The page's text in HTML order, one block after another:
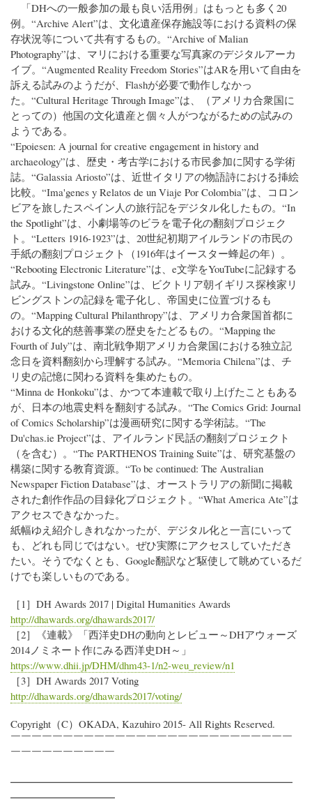
「DHへの一般参加の最も良い活用例」はもっとも多く20
例。“Archive Alert”は、文化遺産保存施設等における資料の保
存状況等について共有するもの。“Archive of Malian
Photography”は、マリにおける重要な写真家のデジタルアーカ
イブ。“Augmented Reality Freedom Stories”はARを用いて自由を
訴える試みのようだが、Flashが必要で動作しなかっ
た。“Cultural Heritage Through Image”は、（アメリカ合衆国に
とっての）他国の文化遺産と個々人がつながるための試みの
ようである。
“Epoiesen: A journal for creative engagement in history and
archaeology”は、歴史・考古学における市民参加に関する学術
誌。“Galassia Ariosto”は、近世イタリアの物語詩における挿絵
比較。“Ima'genes y Relatos de un Viaje Por Colombia”は、コロン
ビアを旅したスペイン人の旅行記をデジタル化したもの。“In
the Spotlight”は、小劇場等のビラを電子化の翻刻プロジェク
ト。“Letters 1916-1923”は、20世紀初期アイルランドの市民の
手紙の翻刻プロジェクト（1916年はイースター蜂起の年）。
“Rebooting Electronic Literature”は、e文学をYouTubeに記録する
試み。“Livingstone Online”は、ビクトリア朝イギリス探検家リ
ビングストンの記録を電子化し、帝国史に位置づけるも
の。“Mapping Cultural Philanthropy”は、アメリカ合衆国首都に
おける文化的慈善事業の歴史をたどるもの。“Mapping the
Fourth of July”は、南北戦争期アメリカ合衆国における独立記
念日を資料翻刻から理解する試み。“Memoria Chilena”は、チ
リ史の記憶に関わる資料を集めたもの。
“Minna de Honkoku”は、かつて本連載で取り上げたこともある
が、日本の地震史料を翻刻する試み。“The Comics Grid: Journal
of Comics Scholarship”は漫画研究に関する学術誌。“The
Du'chas.ie Project”は、アイルランド民話の翻刻プロジェクト
（を含む）。“The PARTHENOS Training Suite”は、研究基盤の
構築に関する教育資源。“To be continued: The Australian
Newspaper Fiction Database”は、オーストラリアの新聞に掲載
された創作作品の目録化プロジェクト。“What America Ate”は
アクセスできなかった。
紙幅ゆえ紹介しきれなかったが、デジタル化と一言にいって
も、どれも同じではない。ぜひ実際にアクセスしていただき
たい。そうでなくとも、Google翻訳など駆使して眺めているだ
けでも楽しいものである。
［1］DH Awards 2017 | Digital Humanities Awards
http://dhawards.org/dhawards2017/
［2］《連載》「西洋史DHの動向とレビュー～DHアウォーズ
2014ノミネート作にみる西洋史DH～」
https://www.dhii.jp/DHM/dhm43-1/n2-weu_review/n1
［3］DH Awards 2017 Voting
http://dhawards.org/dhawards2017/voting/
Copyright（C）OKADA, Kazuhiro 2015- All Rights Reserved.
￣￣￣￣￣￣￣￣￣￣￣￣￣￣￣￣￣￣￣￣￣￣￣￣￣￣￣
￣￣￣￣￣￣￣￣￣￣
━━━━━━━━━━━━━━━━━━━━━━━━━━━
━━━━━━━━━━